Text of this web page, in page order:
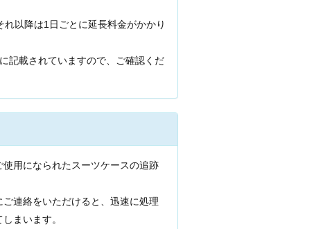
以降は1日ごとに延長料金がかかり
記載されていますので、ご確認くだ
用になられたスーツケースの追跡
連絡をいただけると、迅速に処理
まいます。